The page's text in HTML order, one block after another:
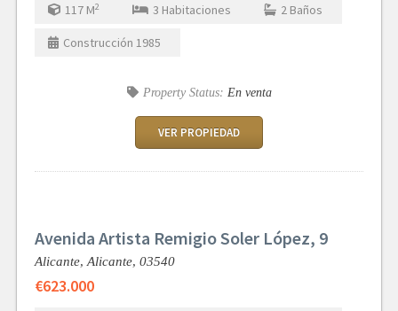
117 M2 3 Habitaciones 2 Baños
Construcción 1985
Property Status: En venta
VER PROPIEDAD
Avenida Artista Remigio Soler López, 9
Alicante,Alicante, 03540
€623.000